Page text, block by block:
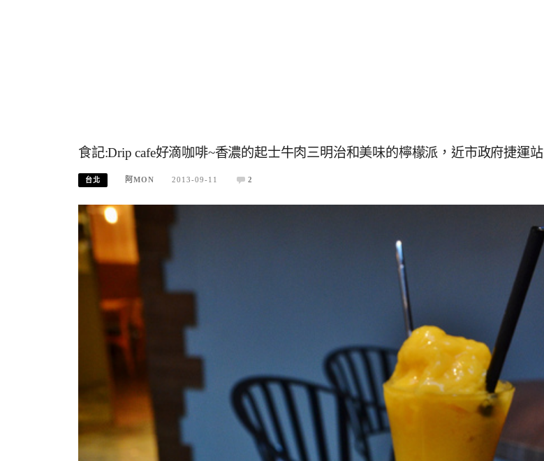
食記:Drip cafe好滴咖啡~香濃的起士牛肉三明治和美味的檸檬派，近市政府捷運站
台北 阿MON 2013-09-11 2